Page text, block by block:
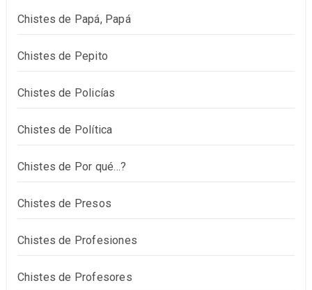
Chistes de Papá, Papá
Chistes de Pepito
Chistes de Policías
Chistes de Política
Chistes de Por qué…?
Chistes de Presos
Chistes de Profesiones
Chistes de Profesores